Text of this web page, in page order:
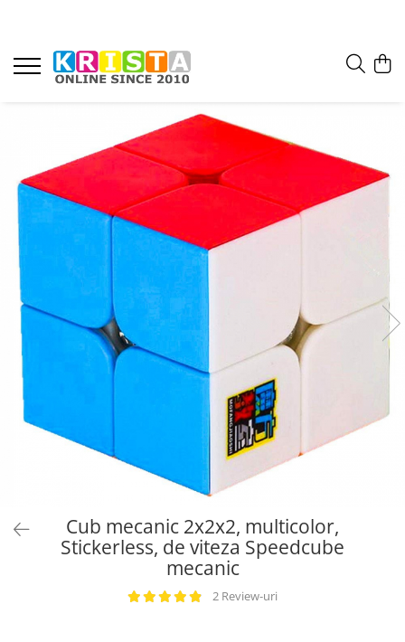
Cub mecanic 2x2x2, multicolor,
Stickerless, de viteza Speedcube
mecanic
2 Review-uri